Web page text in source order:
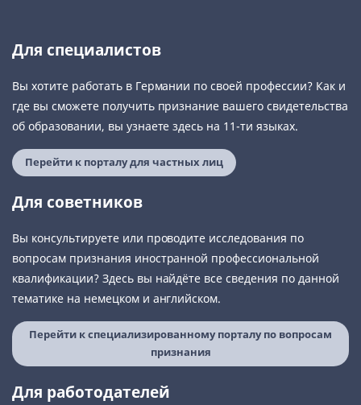
Для специалистов
Вы хотите работать в Германии по своей профессии? Как и
где вы сможете получить признание вашего свидетельства
об образовании, вы узнаете здесь на 11-ти языках.
Перейти к порталу для частных лиц
Для советников
Вы консультируете или проводите исследования по
вопросам признания иностранной профессиональной
квалификации? Здесь вы найдёте все сведения по данной
тематике на немецком и английском.
Перейти к специализированному порталу по вопросам
признания
Для работодателей